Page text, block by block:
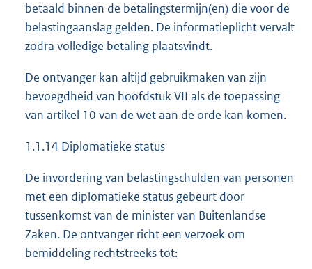
betaald binnen de betalingstermijn(en) die voor de
belastingaanslag gelden. De informatieplicht vervalt
zodra volledige betaling plaatsvindt.
De ontvanger kan altijd gebruikmaken van zijn
bevoegdheid van hoofdstuk VII als de toepassing
van artikel 10 van de wet aan de orde kan komen.
1.1.14 Diplomatieke status
De invordering van belastingschulden van personen
met een diplomatieke status gebeurt door
tussenkomst van de minister van Buitenlandse
Zaken. De ontvanger richt een verzoek om
bemiddeling rechtstreeks tot: